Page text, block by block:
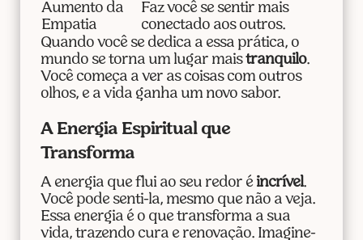
Aumento da
Empatia
Faz você se sentir mais
conectado aos outros.
Quando você se dedica a essa prática, o
mundo se torna um lugar maistranquilo.
Você começa a ver as coisas com outros
olhos, e a vida ganha um novo sabor.
A Energia Espiritual que
Transforma
A energia que flui ao seu redor é incrível.
Você pode senti-la, mesmo que não a veja.
Essa energia é o que transforma a sua
vida, trazendo cura e renovação. Imagine-